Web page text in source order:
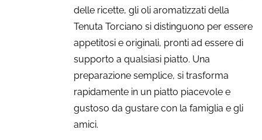
delle ricette, gli oli aromatizzati della
Tenuta Torciano si distinguono per essere
appetitosi e originali, pronti ad essere di
supporto a qualsiasi piatto. Una
preparazione semplice, si trasforma
rapidamente in un piatto piacevole e
gustoso da gustare con la famiglia e gli
amici.